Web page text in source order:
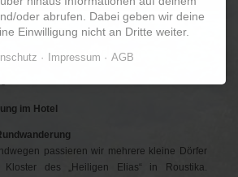
und Moderne
im Hotel
passieren wir mehrere kleine Dörfer
des „Heiligen Elias“ in Roustika.
oder abrufen. Dabei geben wir deine
Einwilligung nicht an Dritte weiter.
Impressum AGB